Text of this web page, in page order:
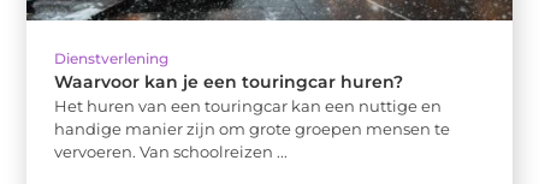
Dienstverlening
Waarvoor kan je een touringcar huren?
Het huren van een touringcar kan een nuttige en
handige manier zijn om grote groepen mensen te
vervoeren. Van schoolreizen ...